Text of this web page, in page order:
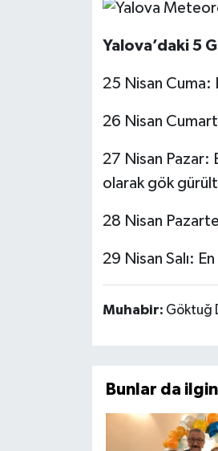
Yalova’daki 5
25 Nisan Cuma:
26 Nisan
27 Nisan Pazar:
olarak gök
28 Nisan
29 Nisan Salı:
Muhabir: Göktuğ
Bunlar da